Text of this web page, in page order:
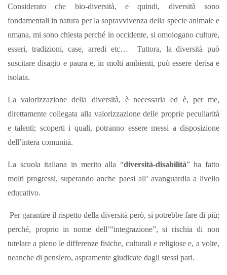
Considerato che bio-diversità, e quindi, diversità sono
fondamentali in natura per la sopravvivenza della specie animale e
umana, mi sono chiesta perché in occidente, si omologano culture,
esseri, tradizioni, case, arredi etc… Tuttora, la diversità può
suscitare disagio e paura e, in molti ambienti, può essere derisa e
isolata.
La valorizzazione della diversità, è necessaria ed è, per me,
direttamente collegata alla valorizzazione delle proprie peculiarità
e talenti; scoperti i quali, potranno essere messi a disposizione
dell’intera comunità.
La scuola italiana in merito alla “diversità-disabilità” ha fatto
molti progressi, superando anche paesi all’ avanguardia a livello
educativo.
Per garantire il rispetto della diversità però, si potrebbe fare di più;
perché, proprio in nome dell’“integrazione”, si rischia di non
tutelare a pieno le differenze fisiche, culturali e religiose e, a volte,
neanche di pensiero, aspramente giudicate dagli stessi pari.